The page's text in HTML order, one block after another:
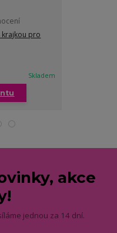
krajkou pro
Skladem
akce
jednou za 14 dní.